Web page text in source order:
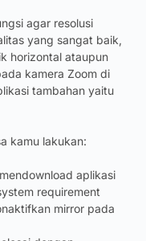
agar resolusi
yang sangat baik,
horizontal ataupun
kamera Zoom di
tambahan yaitu
kamu lakukan:
aplikasi
requirement
mirror pada